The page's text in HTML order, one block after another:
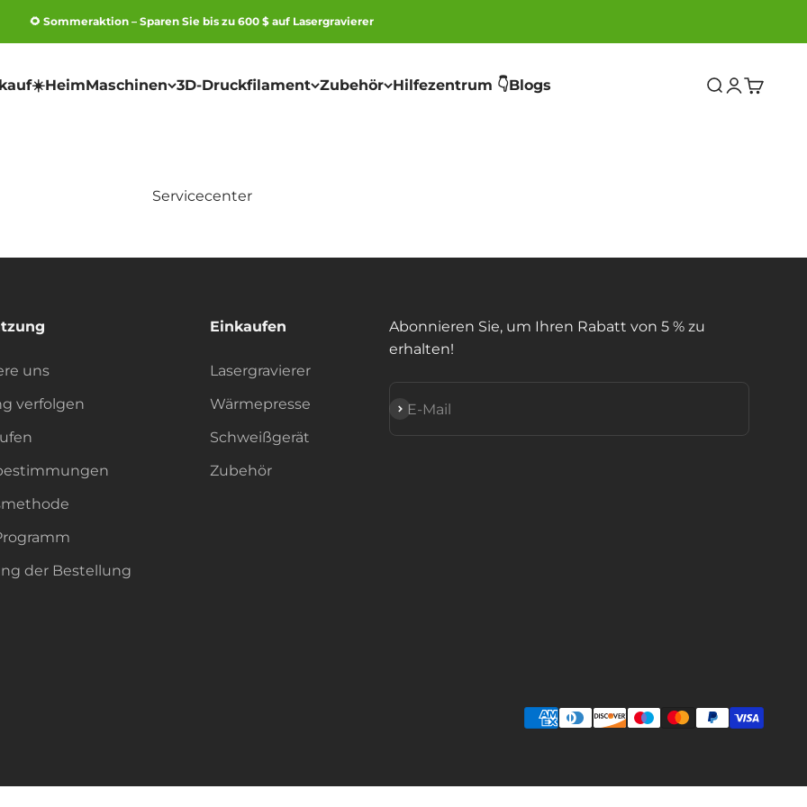
🌻 Sommeraktion – Sparen Sie bis zu 600 $ auf Lasergravierer
HeimMaschinen 3D-Druckfilament Zubehör Hilfezentrum 👇Blogs SucheAnmelden
Servicecenter
uns
verfolgen
der Bestellung
Einkaufen
Lasergravierer
Wärmepresse
Schweißgerät
Zubehör
Abonnieren Sie, um Ihren Rabatt von 5 % zu
erhalten!
E-Mail
Abonnieren